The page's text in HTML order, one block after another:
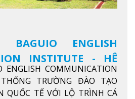
ENGLISH
INSTITUTE - HỆ
ĐÀO TẠO TIẾNG
TẾ
ENGLISH COMMUNICATION
TRƯỜNG ĐÀO TẠO
QUỐC TẾ VỚI LỘ TRÌNH CÁ